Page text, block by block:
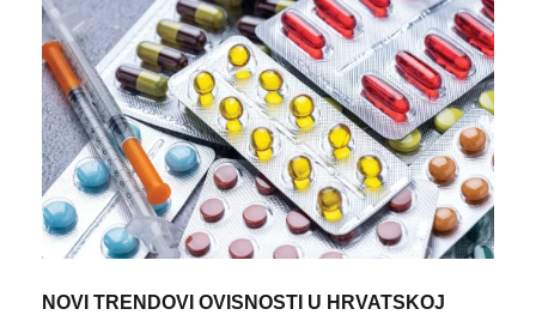
NOVI TRENDOVI OVISNOSTI U HRVATSKOJ